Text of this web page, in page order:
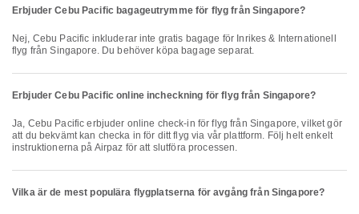
Erbjuder Cebu Pacific bagageutrymme för flyg från Singapore?
Nej, Cebu Pacific inkluderar inte gratis bagage för Inrikes & Internationell
flyg från Singapore. Du behöver köpa bagage separat.
Erbjuder Cebu Pacific online incheckning för flyg från Singapore?
Ja, Cebu Pacific erbjuder online check-in för flyg från Singapore, vilket gör
att du bekvämt kan checka in för ditt flyg via vår plattform. Följ helt enkelt
instruktionerna på Airpaz för att slutföra processen.
Vilka är de mest populära flygplatserna för avgång från Singapore?